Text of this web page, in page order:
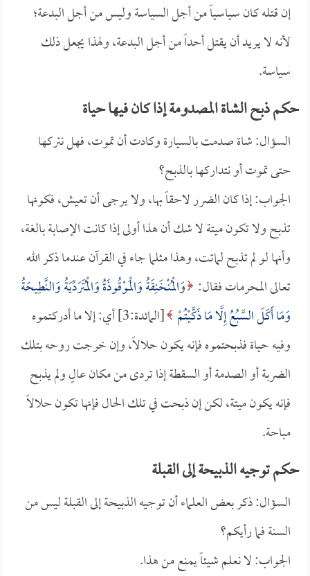
إن قتله كان سياسياً من أجل السياسة وليس من أجل البدعة؛
لأنه لا يريد أن يقتل أحداً من أجل البدعة، ولهذا يجعل ذلك
سياسة.
حكم ذبح الشاة المصدومة إذا كان فيها حياة
السؤال: شاة صدمت بالسيارة وكادت أن تموت، فهل نتركها
حتى تموت أو نتداركها بالذبح؟
الجواب: إذا كان الضرر لاحقاً بها، ولا يرجى أن تعيش، فكونها
تذبح ولا تكون ميتة لا شك أن هذا أولى إذا كانت الإصابة بالغة،
وأنها لو لم تذبح لماتت، وهذا مثلما جاء في القرآن عندما ذكر الله
تعالى المحرمات فقال: وَالْمُنْخَنِقَةُ وَالْمَوْقُوذَةُ وَالْمُتَرَدِّيَةُ وَالنَّطِيحَةُ
وَمَا أَكَلَ السَّبُعُ إِلَّا مَا ذَكَّيْتُمْ
[المائدة:3] أي: إلا ما أدركتموه
وفيه حياة فذبحتموه فإنه يكون حلالاً، وإن خرجت روحه بتلك
الضربة أو الصدمة أو السقطة إذا تردى من مكان عالٍ ولم يذبح
فإنه يكون ميتة، لكن إن ذبحت في تلك الحال فإنها تكون حلالاً
مباحة.
حكم توجيه الذبيحة إلى القبلة
السؤال: ذكر بعض العلماء أن توجيه الذبيحة إلى القبلة ليس من
السنة فما رأيكم؟
الجواب: لا نعلم شيئاً يمنع من هذا.